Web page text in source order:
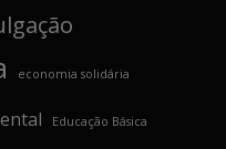
economia solidária
Educação Básica